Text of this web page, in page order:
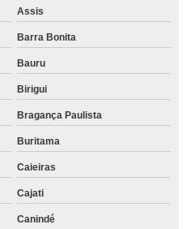
Assis
Barra Bonita
Bauru
Birigui
Bragança Paulista
Buritama
Caieiras
Cajati
Canindé